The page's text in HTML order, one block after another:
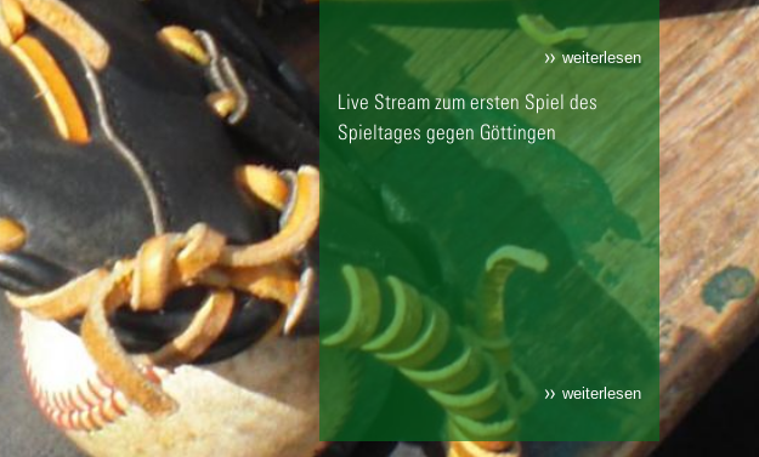
weiterlesen
Live Stream zum ersten Spiel des
Spieltages gegen Göttingen
weiterlesen